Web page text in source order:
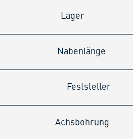
Lager
Nabenlänge
Feststeller
Achsbohrung